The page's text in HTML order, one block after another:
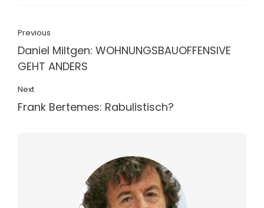
Previous
Daniel Miltgen: WOHNUNGSBAUOFFENSIVE
GEHT ANDERS
Next
Frank Bertemes: Rabulistisch?